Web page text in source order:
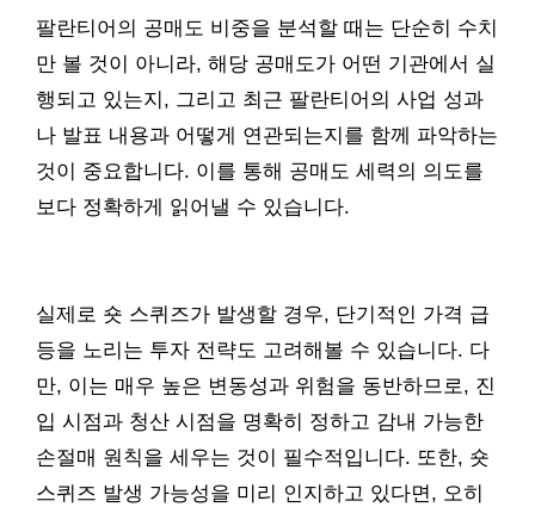
팔란티어의 공매도 비중을 분석할 때는 단순히 수치
만 볼 것이 아니라, 해당 공매도가 어떤 기관에서 실
행되고 있는지, 그리고 최근 팔란티어의 사업 성과
나 발표 내용과 어떻게 연관되는지를 함께 파악하는
것이 중요합니다. 이를 통해 공매도 세력의 의도를
보다 정확하게 읽어낼 수 있습니다.
실제로 숏 스퀴즈가 발생할 경우, 단기적인 가격 급
등을 노리는 투자 전략도 고려해볼 수 있습니다. 다
만, 이는 매우 높은 변동성과 위험을 동반하므로, 진
입 시점과 청산 시점을 명확히 정하고 감내 가능한
손절매 원칙을 세우는 것이 필수적입니다. 또한, 숏
스퀴즈 발생 가능성을 미리 인지하고 있다면, 오히